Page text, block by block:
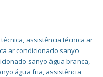
, assistência técnica ar
ar condicionado sanyo
sanyo água branca,
água fria, assistência